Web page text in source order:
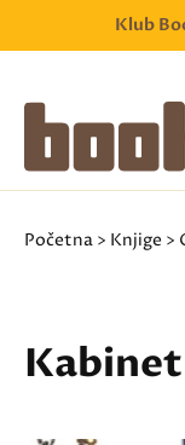
Klub
Početna > Knjige >